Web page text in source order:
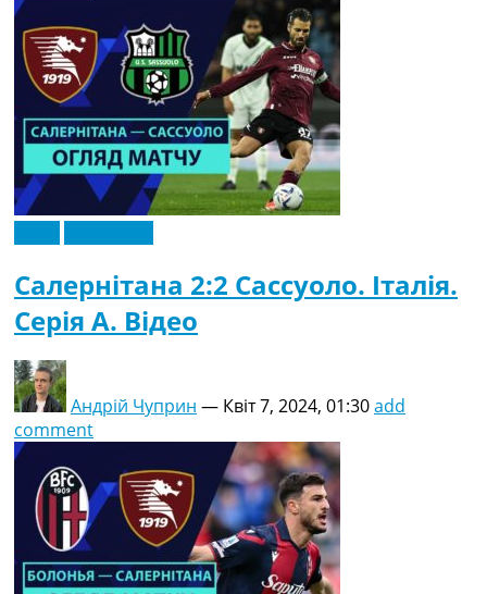
Салернітана 2:2 Сассуоло. Італія.
Серія A. Відео
Андрій Чуприн — Квіт 7, 2024, 01:30add
comment